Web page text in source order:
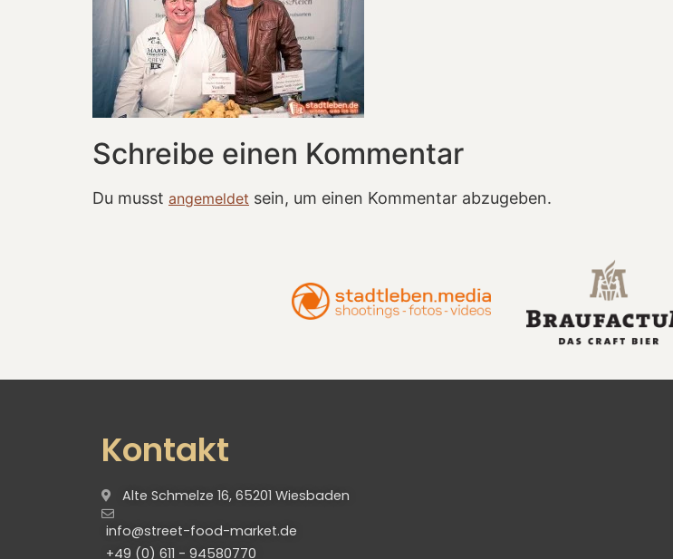
Schreibe einen Kommentar
Du musst angemeldet sein, um einen Kommentar abzugeben.
Kontakt
Alte Schmelze 16, 65201 Wiesbaden
info@street-food-market.de
+49 (0) 611 - 94580770